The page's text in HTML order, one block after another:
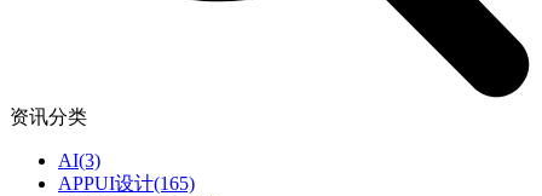
资讯分类
AI(3)
APPUI设计(165)